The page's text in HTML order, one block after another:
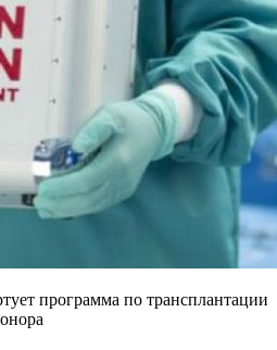
программа по трансплантации